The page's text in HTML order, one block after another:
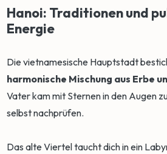
Hanoi: Traditionen und
Energie
Die vietnamesische Hauptstadt
harmonische Mischung aus Erbe
Vater kam mit Sternen in den Augen
selbst nachprüfen.
Das alte Viertel taucht dich in ein